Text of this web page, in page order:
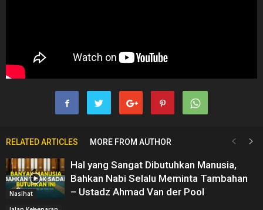
RELATED ARTICLES MORE FROM AUTHOR
Nasihat
Hal yang Sangat Dibutuhkan Manusia,
Bahkan Nabi Selalu Meminta Tambahan
– Ustadz Ahmad Van der Pool